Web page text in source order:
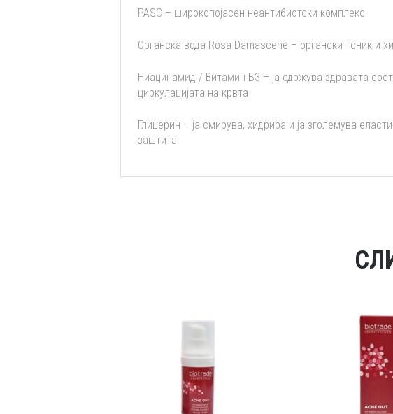
PASC – широкопојасен неантибиотски комплекс
Органска вода Rosa Damascene – органски тоник и
Ниацинамид / Витамин Б3 – ја одржува здравата
циркулацијата на крвта
Глицерин – ја смирува, хидрира и ја зголемува
заштита